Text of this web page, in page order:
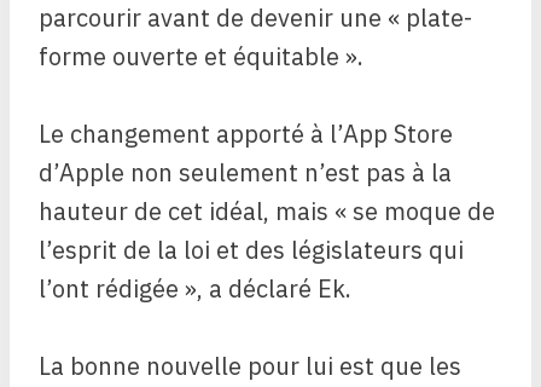
parcourir avant de devenir une « plate-
forme ouverte et équitable ».
Le changement apporté à l’App Store
d’Apple non seulement n’est pas à la
hauteur de cet idéal, mais « se moque de
l’esprit de la loi et des législateurs qui
l’ont rédigée », a déclaré Ek.
La bonne nouvelle pour lui est que les